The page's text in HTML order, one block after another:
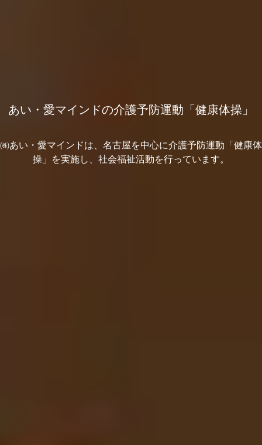
あい・愛マインドの介護予防運動「健康体操」
㈱あい・愛マインドは、名古屋を中心に介護予防運動「健康体
操」を実施し、社会福祉活動を行っています。